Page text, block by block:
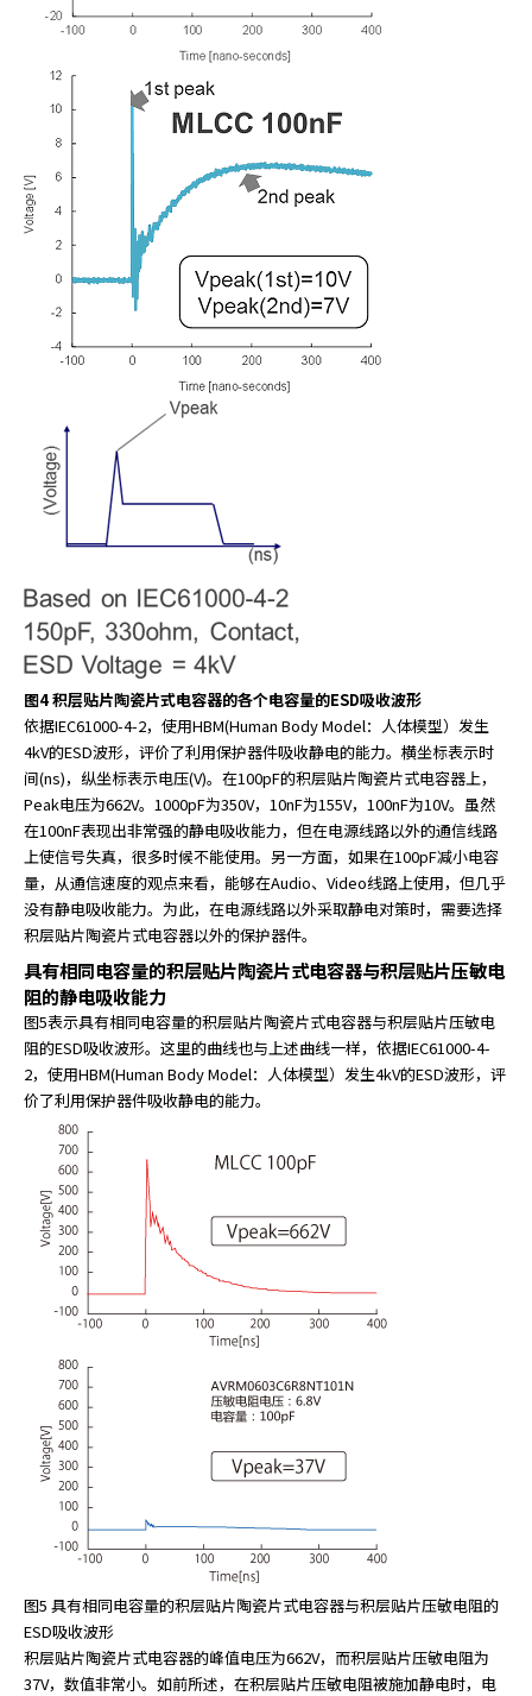
图4 积层贴片陶瓷片式电容器的各个电容量的ESD吸收波形
依据IEC61000-4-2，使用HBM(Human Body Model：人体模型）发生
4kV的ESD波形，评价了利用保护器件吸收静电的能力。横坐标表示时
间(ns)，纵坐标表示电压(V)。在100pF的积层贴片陶瓷片式电容器上，
Peak电压为662V。1000pF为350V，10nF为155V，100nF为10V。虽然
在100nF表现出非常强的静电吸收能力，但在电源线路以外的通信线路
上使信号失真，很多时候不能使用。另一方面，如果在100pF减小电容
量，从通信速度的观点来看，能够在Audio、Video线路上使用，但几乎
没有静电吸收能力。为此，在电源线路以外采取静电对策时，需要选择
积层贴片陶瓷片式电容器以外的保护器件。
具有相同电容量的积层贴片陶瓷片式电容器与积层贴片压敏电
阻的静电吸收能力
图5表示具有相同电容量的积层贴片陶瓷片式电容器与积层贴片压敏电
阻的ESD吸收波形。这里的曲线也与上述曲线一样，依据IEC61000-4-
2，使用HBM(Human Body Model：人体模型）发生4kV的ESD波形，评
价了利用保护器件吸收静电的能力。
图5 具有相同电容量的积层贴片陶瓷片式电容器与积层贴片压敏电阻的
ESD吸收波形
积层贴片陶瓷片式电容器的峰值电压为662V，而积层贴片压敏电阻为
37V，数值非常小。如前所述，在积层贴片压敏电阻被施加静电时，电